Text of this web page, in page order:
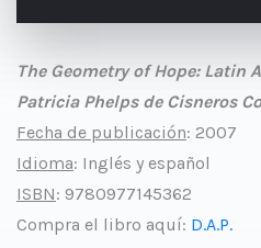
The Geometry of Hope: Latin
Patricia Phelps de Cisneros
Fecha de publicación: 2007
Idioma: Inglés y español
ISBN: 9780977145362
Compra el libro aquí: D.A.P.